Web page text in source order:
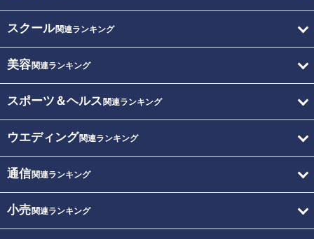
スクール関連ランキング
美容関連ランキング
スポーツ＆ヘルス 関連ランキング
ウエディング関連ランキング
通信関連ランキング
小売関連ランキング